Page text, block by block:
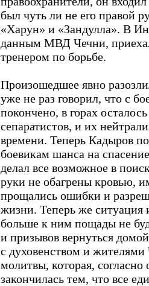
был чуть ли не его правой
«Харун» и «Зандулла». В
данным МВД Чечни,
тренером по борьбе.
Произошедшее явно
уже не раз говорил, что с
покончено, в горах
сепаратистов, и их
времени. Теперь Кадыров
боевикам шанса на
делал все возможное в
руки не обагрены кровью,
прощались ошибки и
жизни. Теперь же ситуация
больше к ним пощады не
и призывов вернуться
с духовенством и
молитвы, которая,
закончилась тем, что все